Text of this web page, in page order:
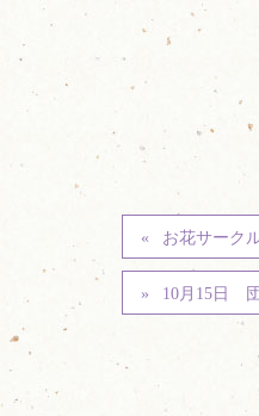
お花サーク
10月15日